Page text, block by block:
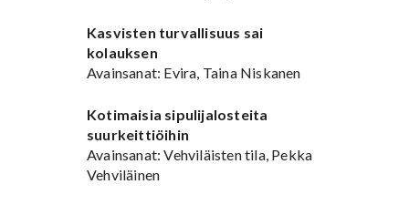
Kasvisten turvallisuus sai
kolauksen
Avainsanat: Evira, Taina Niskanen
Kotimaisia sipulijalosteita
suurkeittiöihin
Avainsanat: Vehviläisten tila, Pekka
Vehviläinen